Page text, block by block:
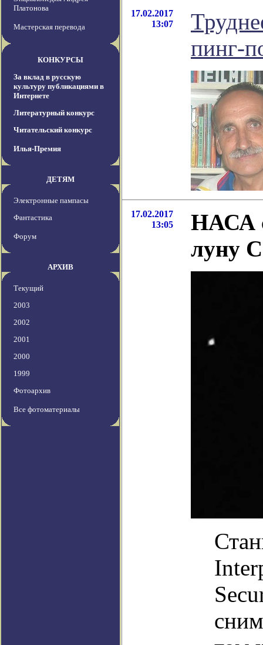
Платонова
Мастерская перевода
КОНКУРСЫ
За вклад в русскую
культуру публикациями в
Интернете
Литературный конкурс
Читательский конкурс
Илья-Премия
ДЕТЯМ
Электронные пампасы
Фантастика
Форум
АРХИВ
Текущий
2003
2002
2001
2000
1999
Фотоархив
Все фотоматериалы
17.02.2017
13:07
пинг-
17.02.2017
13:05
НАСА
луну